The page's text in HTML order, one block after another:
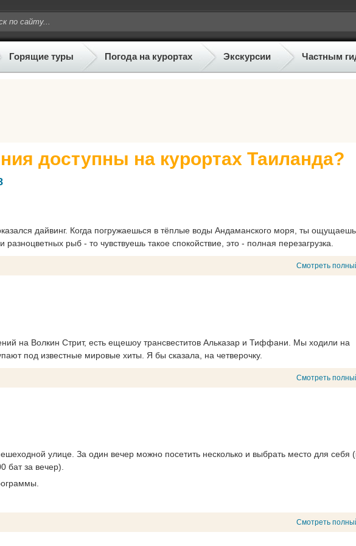
Горящие туры Погода на курортах Экскурсии Частным
доступны на курортах Таиланда?
дайвинг. Когда погружаешься в тёплые воды Андаманского моря, ты ощущаешь
рыб - то чувствуешь такое спокойствие, это - полная перезагрузка.
Смотреть
на Волкин Стрит, есть ещешоу трансвеститов Альказар и Тиффани. Мы ходили на
под известные мировые хиты. Я бы сказала, на четверочку.
Смотреть
улице. За один вечер можно посетить несколько и выбрать место для себя
бат за вечер).
Смотреть